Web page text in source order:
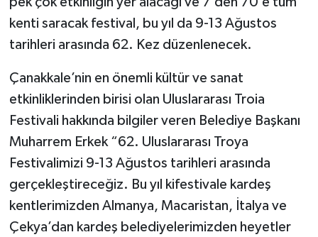
kenti saracak festival, bu yıl da 9-13 Ağustos
tarihleri arasında 62. Kez düzenlenecek.
Çanakkale’nin en önemli kültür ve sanat
etkinliklerinden birisi olan Uluslararası Troia
Festivali hakkında bilgiler veren Belediye Başkanı
Muharrem Erkek “62. Uluslararası Troya
Festivalimizi 9-13 Ağustos tarihleri arasında
gerçekleştireceğiz. Bu yıl kifestivale kardeş
kentlerimizden Almanya, Macaristan, İtalya ve
Çekya’dan kardeş belediyelerimizden heyetler